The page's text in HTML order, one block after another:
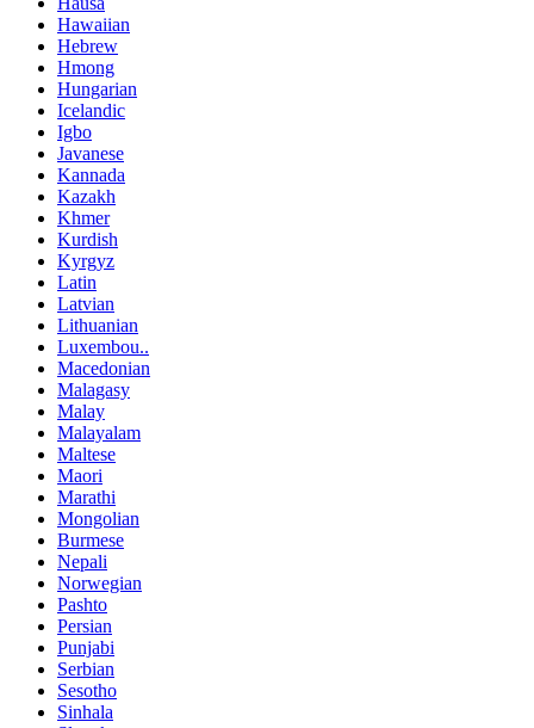
Hawaiian
Hebrew
Hmong
Hungarian
Icelandic
Igbo
Javanese
Kannada
Kazakh
Khmer
Kurdish
Kyrgyz
Latin
Latvian
Lithuanian
Luxembou..
Macedonian
Malagasy
Malay
Malayalam
Maltese
Maori
Marathi
Mongolian
Burmese
Nepali
Norwegian
Pashto
Persian
Punjabi
Serbian
Sesotho
Sinhala